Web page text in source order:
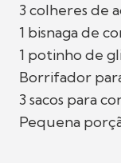
3 colheres de
1 bisnaga de
1 potinho de
Borrifador
3 sacos para
Pequena